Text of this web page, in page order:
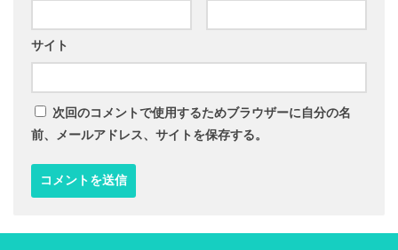
サイト
次回のコメントで使用するためブラウザーに自分の名
前、メールアドレス、サイトを保存する。